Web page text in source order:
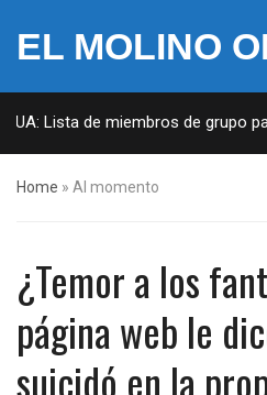
EL MOLINO
Lista de miembros de grupo
Home » Al momento
¿Temor a los
página web le
suicidó en la